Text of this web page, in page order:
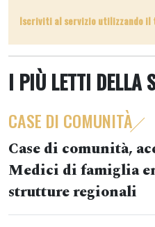
Iscriviti al servizio utilizzando il
I PIÙ LETTI DELLA
CASE DI COMUNITÀ
Case di comunità,
Medici di famiglia
strutture regionali